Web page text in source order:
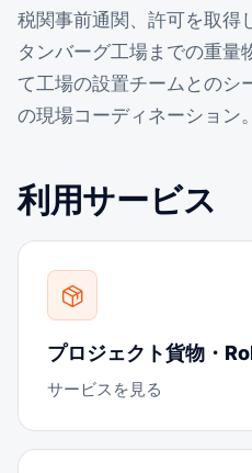
税関事前通関、許可を取得
タンバーグ工場までの重量
て工場の設置チームとのシ
の現場コーディネーション。
利用サービス
プロジェクト貨物・
サービスを見る